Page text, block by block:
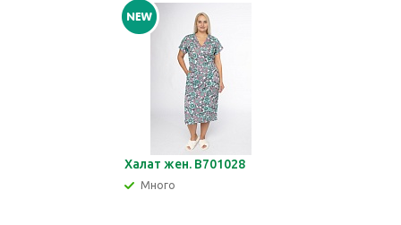
Халат жен. В701028
Много